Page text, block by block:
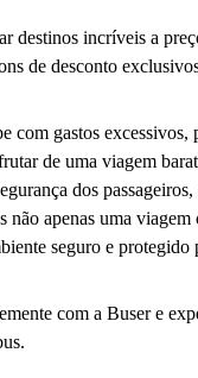
destinos incríveis a
de desconto
com gastos excessivos,
de uma viagem
dos
não apenas uma viagem
seguro e protegido
com a Buser e